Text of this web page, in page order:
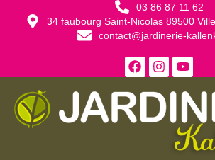
03 86 87 11 62
34 faubourg Saint-Nicolas 89500
contact@jardinerie-